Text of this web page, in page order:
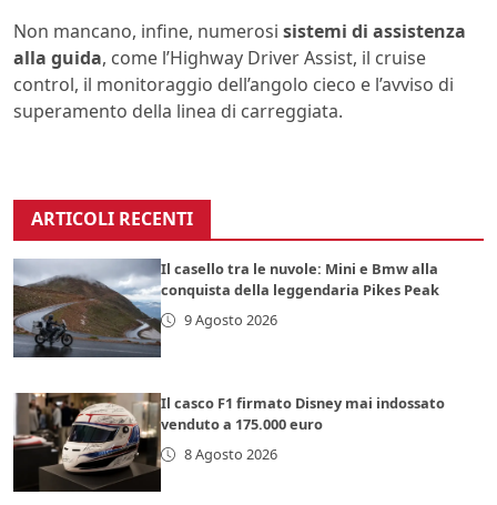
Non mancano, infine, numerosi sistemi di assistenza
alla guida, come l’Highway Driver Assist, il cruise
control, il monitoraggio dell’angolo cieco e l’avviso di
superamento della linea di carreggiata.
ARTICOLI RECENTI
Il casello tra le nuvole: Mini e Bmw alla
conquista della leggendaria Pikes Peak
9 Agosto 2026
Il casco F1 firmato Disney mai indossato
venduto a 175.000 euro
8 Agosto 2026